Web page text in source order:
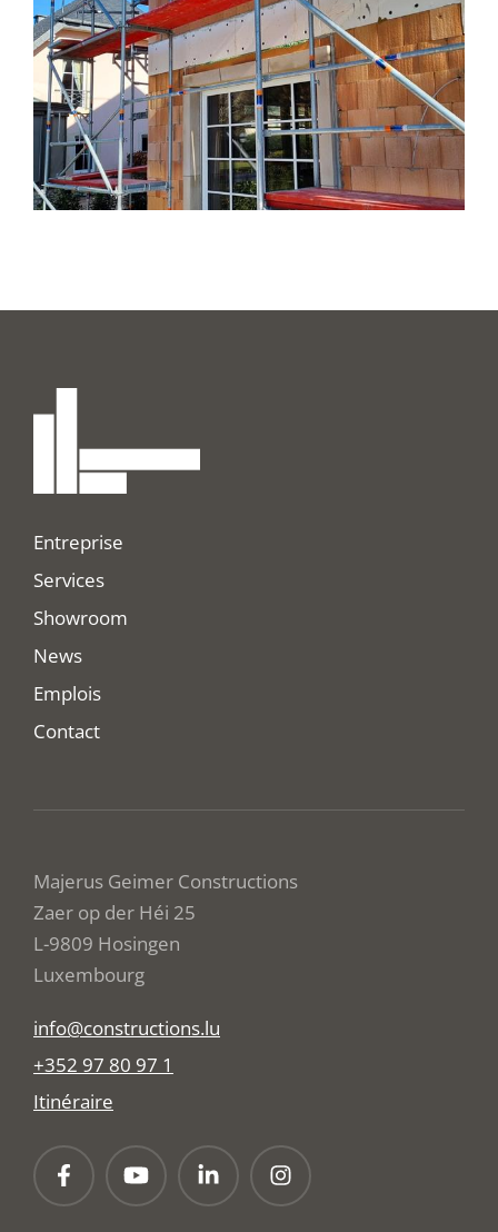
Entreprise
Services
Showroom
News
Emplois
Contact
Majerus Geimer Constructions
Zaer op der Héi 25
L-9809 Hosingen
Luxembourg
info@constructions.lu
+352 97 80 97 1
Itinéraire